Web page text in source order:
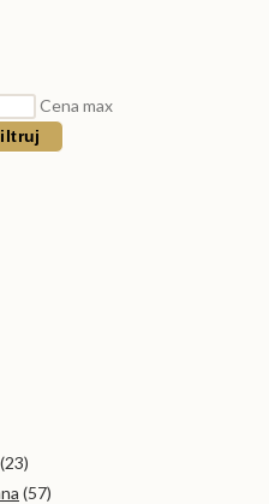
Cena max
(23)
(57)